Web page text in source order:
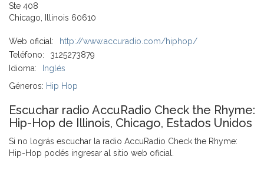
Ste 408
Chicago, Illinois 60610
Web oficial:
http://www.accuradio.com/hiphop/
Teléfono:
3125273879
Idioma:
Inglés
Géneros: Hip Hop
Escuchar radio AccuRadio Check the Rhyme:
Hip-Hop de Illinois, Chicago, Estados Unidos
Si no lográs escuchar la radio AccuRadio Check the Rhyme:
Hip-Hop podés ingresar al sitio web oficial.